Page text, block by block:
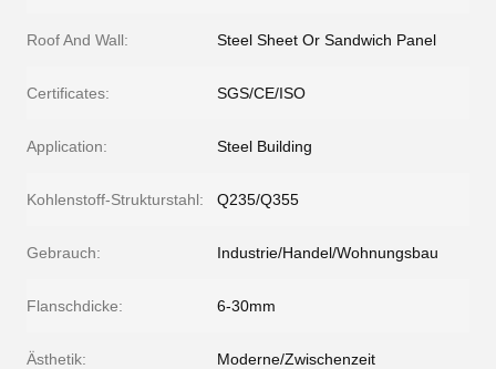
Roof And Wall: Steel Sheet Or Sandwich Panel
Certificates: SGS/CE/ISO
Application: Steel Building
Kohlenstoff-Strukturstahl: Q235/Q355
Gebrauch: Industrie/Handel/Wohnungsbau
Flanschdicke: 6-30mm
Ästhetik: Moderne/Zwischenzeit